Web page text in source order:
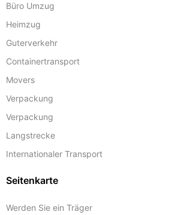
Büro Umzug
Heimzug
Guterverkehr
Containertransport
Movers
Verpackung
Verpackung
Langstrecke
Internationaler Transport
Seitenkarte
Werden Sie ein Träger